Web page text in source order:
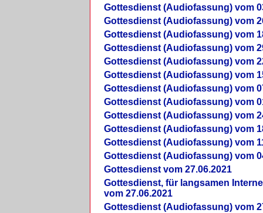
Gottesdienst (Audiofassung) vom
Gottesdienst (Audiofassung) vom
Gottesdienst (Audiofassung) vom
Gottesdienst (Audiofassung) vom
Gottesdienst (Audiofassung) vom
Gottesdienst (Audiofassung) vom
Gottesdienst (Audiofassung) vom
Gottesdienst (Audiofassung) vom
Gottesdienst (Audiofassung) vom
Gottesdienst (Audiofassung) vom
Gottesdienst (Audiofassung) vom
Gottesdienst (Audiofassung) vom
Gottesdienst vom 27.06.2021
Gottesdienst, für langsamen
vom 27.06.2021
Gottesdienst (Audiofassung) vom